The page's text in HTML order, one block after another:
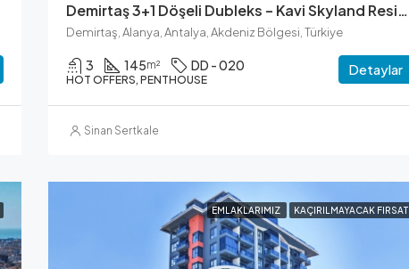
Demirtaş 3+1 Döşeli Dubleks – Kavi Skyland Residence
Demirtaş, Alanya, Antalya, Akdeniz Bölgesi, Türkiye
3 145m² DD - 020
HOT OFFERS, PENTHOUSE
Detaylar
Sinan Sertkale
EMLAKLARIMIZ KAÇIRILMAYACAK FIRSAT